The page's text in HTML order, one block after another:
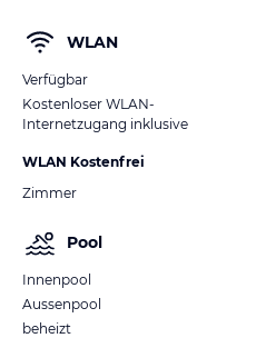
WLAN
Verfügbar
Kostenloser WLAN-
Internetzugang inklusive
WLAN Kostenfrei
Zimmer
Pool
Innenpool
Aussenpool
beheizt